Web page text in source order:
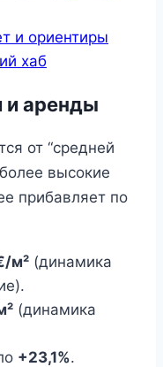
и ориентиры
хаб
и аренды
от “средней
высокие
прибавляет по
м² (динамика
(динамика
+23,1%.